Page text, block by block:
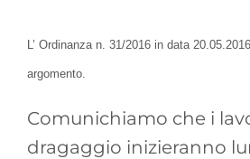
L’ Ordinanza n. 31/2016 in data
argomento.
Comunichiamo che i
dragaggio inizieranno